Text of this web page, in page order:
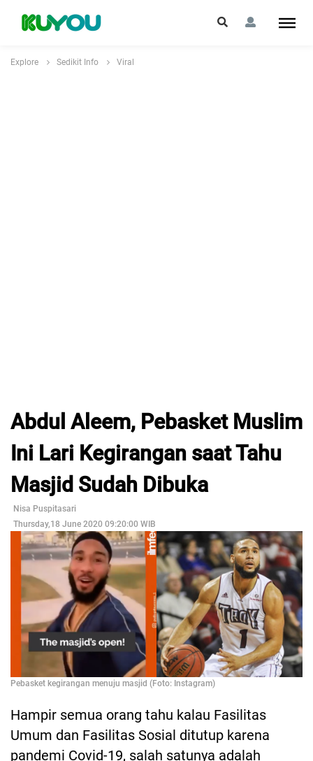
Explore Sedikit Info Viral
Abdul Aleem, Pebasket Muslim
Ini Lari Kegirangan saat Tahu
Masjid Sudah Dibuka
Nisa Puspitasari
Thursday,18 June 2020 09:20:00 WIB
Pebasket kegirangan menuju masjid (Foto: Instagram)
Hampir semua orang tahu kalau Fasilitas
Umum dan Fasilitas Sosial ditutup karena
pandemi Covid-19, salah satunya adalah